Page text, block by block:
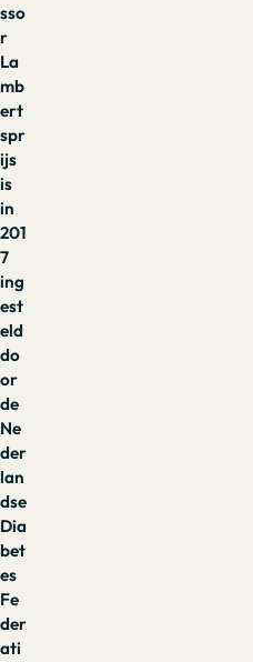
sso
r
La
mb
ert
spr
ijs
is
in
201
7
ing
est
eld
do
or
de
Ne
der
lan
dse
Dia
bet
es
Fe
der
ati